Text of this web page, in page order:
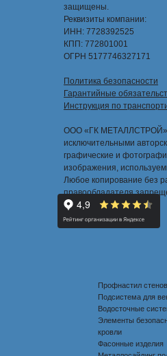
защищены.
Реквизиты компании:
ИНН: 7728392525
КПП: 772801001
ОГРН 5177746327171
Политика безопасности
Гарантийные
Инструкция по
ООО «ГК МЕТАЛЛСТРОЙ»
исключительными
графические и
изображения,
Любое копирование без
правообладателя
Профнастил
Подсистема для
Водосточные
Элементы
кровли
Фасонные изделия